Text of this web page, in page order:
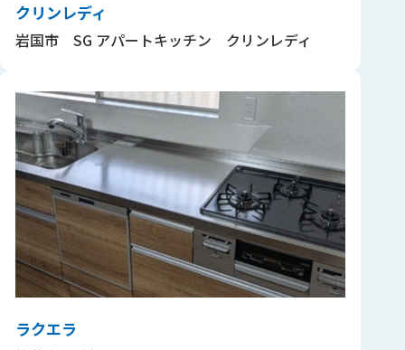
クリンレディ
岩国市 SG アパートキッチン クリンレディ
ラクエラ